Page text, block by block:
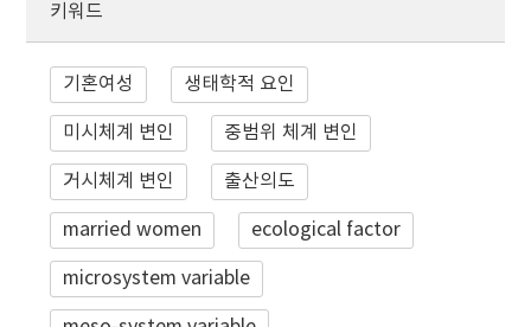
키워드
기혼여성 생태학적 요인
미시체계 변인 중범위 체계 변인
거시체계 변인 출산의도
married women ecological factor
microsystem variable